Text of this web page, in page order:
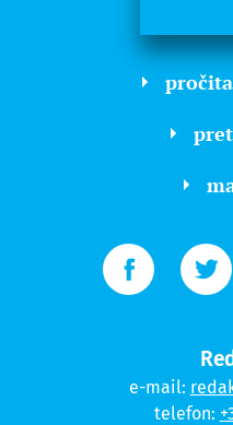
e-mail:
telefon: